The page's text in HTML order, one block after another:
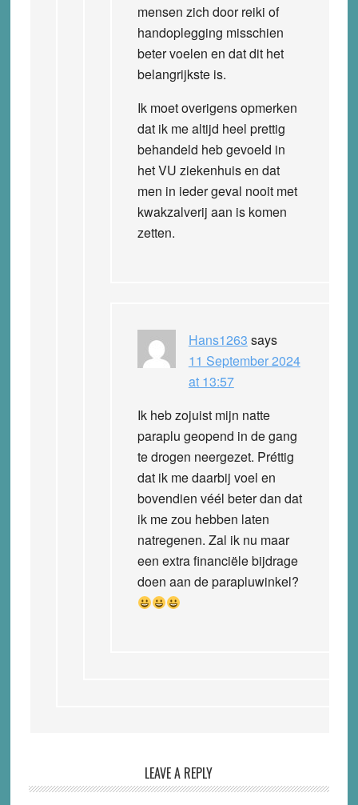
mensen zich door reiki of
handoplegging misschien
beter voelen en dat dit het
belangrijkste is.
Ik moet overigens opmerken
dat ik me altijd heel prettig
behandeld heb gevoeld in
het VU ziekenhuis en dat
men in ieder geval nooit met
kwakzalverij aan is komen
zetten.
Hans1263 says
11 September 2024
at 13:57
Ik heb zojuist mijn natte
paraplu geopend in de gang
te drogen neergezet. Préttig
dat ik me daarbij voel en
bovendien véél beter dan dat
ik me zou hebben laten
natregenen. Zal ik nu maar
een extra financiële bijdrage
doen aan de parapluwinkel?
LEAVE A REPLY